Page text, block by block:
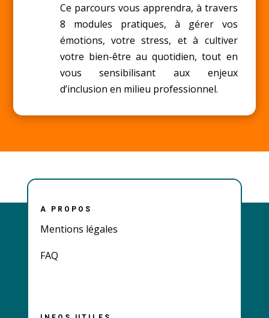
Ce parcours vous apprendra, à travers
8 modules pratiques, à gérer vos
émotions, votre stress, et à cultiver
votre bien-être au quotidien, tout en
vous sensibilisant aux enjeux
d’inclusion en milieu professionnel.
A PROPOS
Mentions légales
FAQ